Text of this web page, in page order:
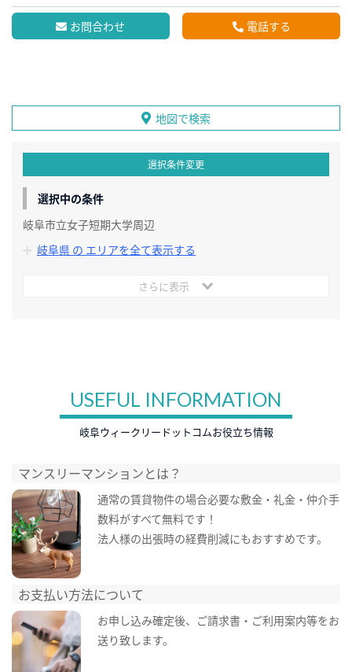
お問合わせ 電話する
地図で検索
選択条件変更
選択中の条件
岐阜市立女子短期大学周辺
岐阜県 の エリアを全て表示する
さらに表示
USEFUL INFORMATION
岐阜ウィークリードットコムお役立ち情報
マンスリーマンションとは？
通常の賃貸物件の場合必要な敷金・礼金・仲介手
数料がすべて無料です！
法人様の出張時の経費削減にもおすすめです。
お支払い方法について
お申し込み確定後、ご請求書・ご利用案内等をお
送り致します。